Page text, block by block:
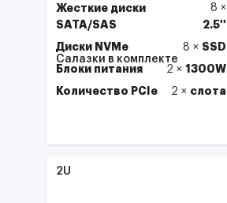
Жесткие диски
SATA/SAS
8 ×
2.5''
Диски NVMe
8 × SSD
Блоки питания
2 × 1300W
Количество PCIe
2 × слота
Салазки в комплекте
2U